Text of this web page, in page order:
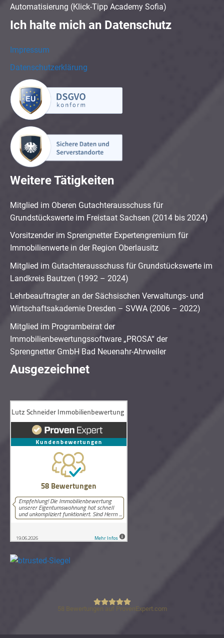
Automatisierung (Klick-Tipp Academy Sofia)
Ich halte mich an Datenschutz
Impressum
Datenschutzerklärung
Weitere Tätigkeiten
Mitglied im Oberen Gutachterausschuss für
Grundstückswerte im Freistaat Sachsen (2014 bis 2024)
Vorsitzender im Sprengnetter Expertengremium für
Immobilienwerte in der Region Oberlausitz
Mitglied im Gutachterausschuss für Grundstückswerte im
Landkreis Bautzen (1992 – 2024)
Lehrbeauftragter an der Sächsischen Verwaltungs- und
Wirtschaftsakademie Dresden – SVWA (2006 – 2022)
Mitglied im Programbeirat der
Immobilienbewertungssoftware „PROSA“ der
Sprengnetter GmbH Bad Neuenahr-Ahrweiler
Ausgezeichnet
Lutz Schneider Immobilienbewertung
58 Bewertungen auf ProvenExpert.com